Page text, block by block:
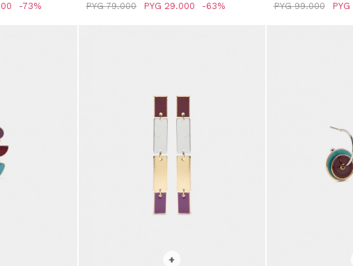
73
ESMALTE - BURDEOS
PYG 29.000
PYG 79.000 63
MULTICOLOR PYG
PYG 99.000
+